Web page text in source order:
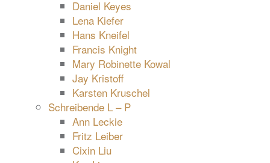
Daniel Keyes
Lena Kiefer
Hans Kneifel
Francis Knight
Mary Robinette Kowal
Jay Kristoff
Karsten Kruschel
Schreibende L – P
Ann Leckie
Fritz Leiber
Cixin Liu